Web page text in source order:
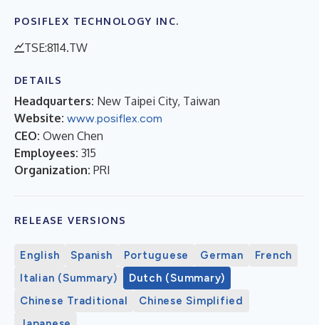
POSIFLEX TECHNOLOGY INC.
TSE:8114.TW
DETAILS
Headquarters: New Taipei City, Taiwan
Website: www.posiflex.com
CEO: Owen Chen
Employees: 315
Organization: PRI
RELEASE VERSIONS
English Spanish Portuguese German
French
Italian (Summary)
Dutch (Summary)
Chinese Traditional
Chinese Simplified